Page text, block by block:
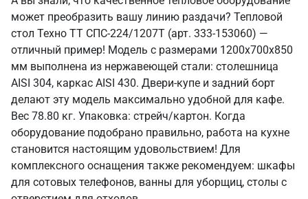
может преобразить вашу линию раздачи? Тепловой
стол Техно ТТ СПС-224/1207Т (арт. 333-153060) —
отличный пример! Модель с размерами 1200x700x850
мм выполнена из нержавеющей стали: столешница
AISI 304, каркас AISI 430. Двери-купе и задний борт
делают эту модель максимально удобной для кафе.
Вес 78.80 кг. Упаковка: стрейч/картон. Когда
оборудование подобрано правильно, работа на кухне
становится настоящим удовольствием! Для
комплексного оснащения также рекомендуем: шкафы
для сотовых телефонов, ванны для уборщиц, столы с